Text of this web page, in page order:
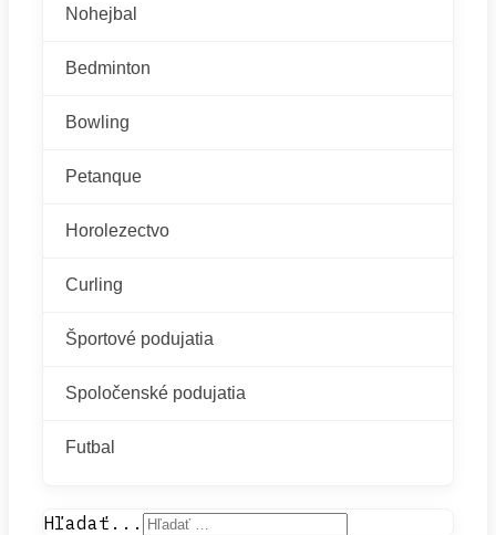
Nohejbal
Bedminton
Bowling
Petanque
Horolezectvo
Curling
Športové podujatia
Spoločenské podujatia
Futbal
Hľadať...